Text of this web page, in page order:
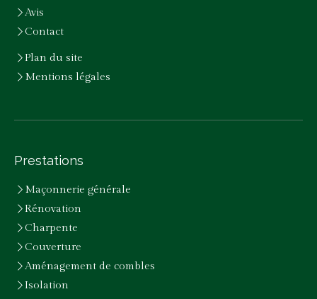
Avis
Contact
Plan du site
Mentions légales
Prestations
Maçonnerie générale
Rénovation
Charpente
Couverture
Aménagement de combles
Isolation